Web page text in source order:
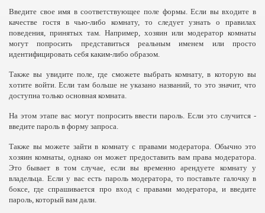
Введите свое имя в соответствующее поле формы. Если вы входите в
качестве гостя в чью-либо комнату, то следует узнать о правилах
поведения, принятых там. Например, хозяин или модератор комнаты
могут попросить представиться реальным именем или просто
идентифицировать себя каким-либо образом.
Также вы увидите поле, где сможете выбрать комнату, в которую вы
хотите войти. Если там больше не указано названий, то это значит, что
доступна только основная комната.
На этом этапе вас могут попросить ввести пароль. Если это случится -
введите пароль в форму запроса.
Также вы можете зайти в комнату с правами модератора. Обычно это
хозяин комнаты, однако он может предоставить вам права модератора.
Это бывает в том случае, если вы временно арендуете комнату у
владельца. Если у вас есть пароль модератора, то поставьте галочку в
боксе, где спрашивается про вход с правами модератора, и введите
пароль, который вам дали.